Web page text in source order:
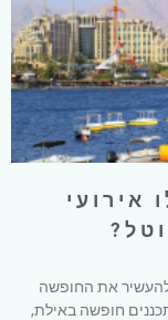
אירועי
להעשיר את החופשה
חופשה באילת,